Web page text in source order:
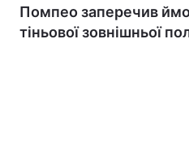
Помпео заперечив
тіньової зовнішньої